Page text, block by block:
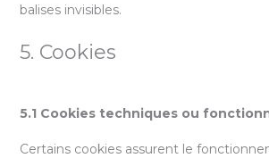
balises invisibles.
5. Cookies
5.1 Cookies techniques ou
Certains cookies assurent le